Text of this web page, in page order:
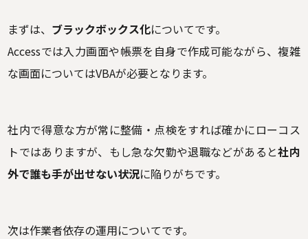
まずは、 ブラックボックス化についてです。
Accessでは入力画面や帳票を自身で作成可能ながら、複雑
な画面についてはVBAが必要となります。
社内で得意な方が常に整備・点検をすれば確かにローコス
トではありますが、もし急な欠勤や退職などがあると社内
外で誰も手が出せない状況に陥りがちです。
次は作業者依存の運用についてです。